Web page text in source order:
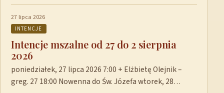
27 lipca 2026
INTENCJE
Intencje mszalne od 27 do 2 sierpnia
2026
poniedziałek, 27 lipca 2026 7:00 + Elżbietę Olejnik –
greg. 27 18:00 Nowenna do Św. Józefa wtorek, 28…